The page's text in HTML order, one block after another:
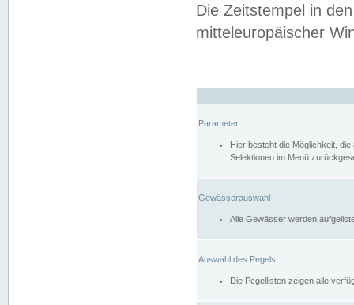
Die Zeitstempel in
mitteleuropäischer
Parameter
Hier besteht die Möglichkeit,
Selektionen im Menü
Gewässerauswahl
Alle Gewässer werden
Auswahl des Pegels
Die Pegellisten zeigen alle